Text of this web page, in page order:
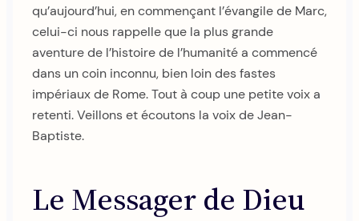
qu’aujourd’hui, en commençant l’évangile de Marc,
celui-ci nous rappelle que la plus grande
aventure de l’histoire de l’humanité a commencé
dans un coin inconnu, bien loin des fastes
impériaux de Rome. Tout à coup une petite voix a
retenti. Veillons et écoutons la voix de Jean-
Baptiste.
Le Messager de Dieu